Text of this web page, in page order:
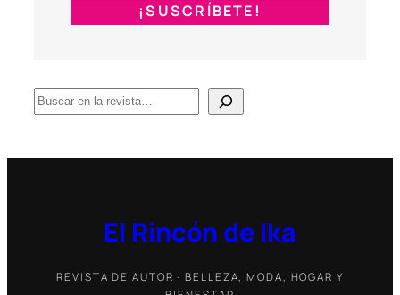
B
u
c
El Rincón de Ika
REVISTA DE AUTOR · BELLEZA, MODA, HOGAR Y